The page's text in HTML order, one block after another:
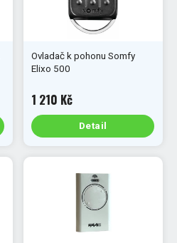
Ovladač k pohonu Somfy
Elixo 500
1 210 Kč
Detail